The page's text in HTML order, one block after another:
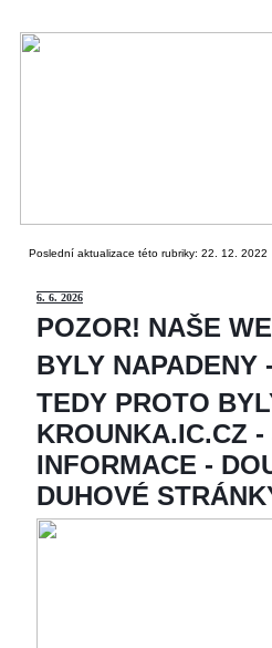
Poslední aktualizace této rubriky: 22. 12. 2022
6. 6. 2026
POZOR! NAŠE
BYLY NAPADENY
TEDY PROTO
KROUNKA.IC.CZ
INFORMACE -
DUHOVÉ